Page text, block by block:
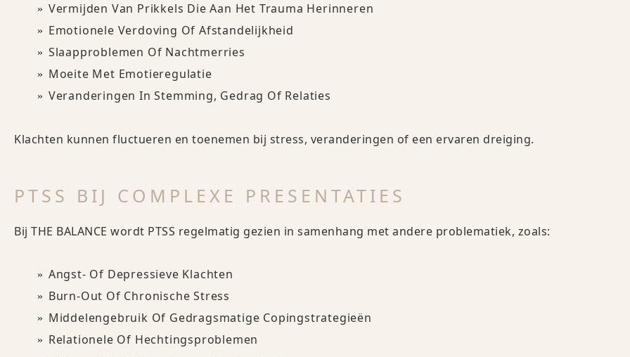
Vermijden Van Prikkels Die Aan Het Trauma Herinneren
Emotionele Verdoving Of Afstandelijkheid
Slaapproblemen Of Nachtmerries
Moeite Met Emotieregulatie
Veranderingen In Stemming, Gedrag Of Relaties
Klachten kunnen fluctueren en toenemen bij stress, veranderingen of een ervaren dreiging.
PTSS BIJ COMPLEXE PRESENTATIES
Bij THE BALANCE wordt PTSS regelmatig gezien in samenhang met andere problematiek, zoals:
Angst- Of Depressieve Klachten
Burn-Out Of Chronische Stress
Middelengebruik Of Gedragsmatige Copingstrategieën
Relationele Of Hechtingsproblemen